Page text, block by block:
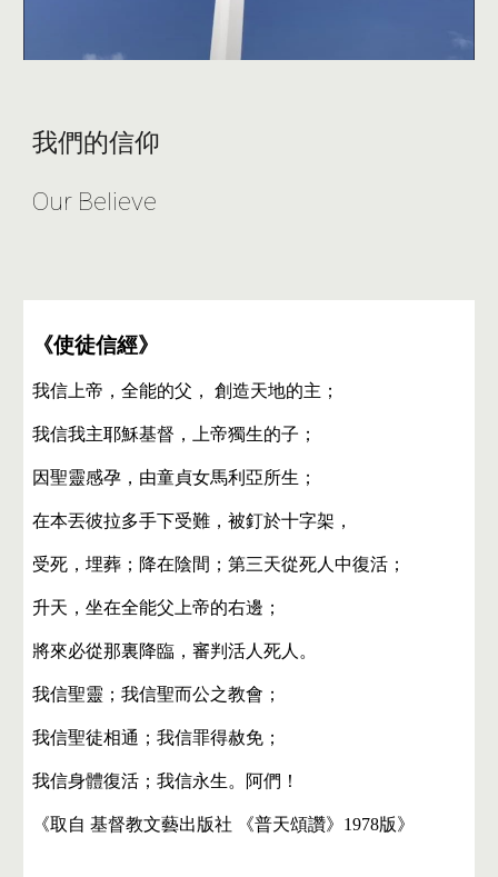
我們的信仰
Our Believe
《使徒信經》
我信上帝，全能的父， 創造天地的主；
我信我主耶穌基督，上帝獨生的子；
因聖靈感孕，由童貞女馬利亞所生；
在本丟彼拉多手下受難，被釘於十字架，
受死，埋葬；降在陰間；第三天從死人中復活；
升天，坐在全能父上帝的右邊；
將來必從那裏降臨，審判活人死人。
我信聖靈；我信聖而公之教會；
我信聖徒相通；我信罪得赦免；
我信身體復活；我信永生。阿們！
《取自 基督教文藝出版社 《普天頌讚》1978版》